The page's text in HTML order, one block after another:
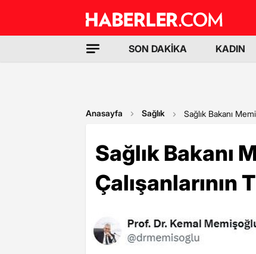
SON DAKİKA KADIN
Anasayfa Sağlık Sağlık Bakanı
Sağlık Bakanı
Çalışanlarının